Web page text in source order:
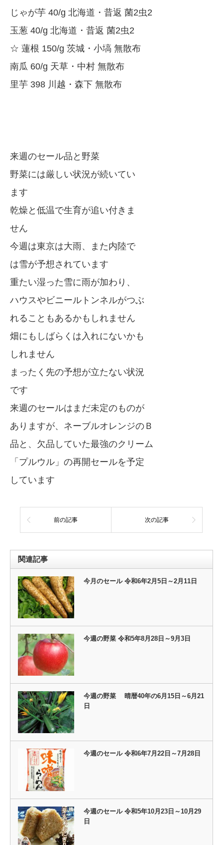
じゃが芋 40/g 北海道・昔返 菌2虫2
玉葱 40/g 北海道・昔返 菌2虫2
☆ 蓮根 150/g 茨城・小塙 無散布
南瓜 60/g 天草・中村 無散布
里芋 398 川越・森下 無散布
来週のセール品と野菜
野菜には厳しい状況が続いてい
ます
乾燥と低温で生育が追い付きま
せん
今週は東京は大雨、また内陸で
は雪が予想されています
重たい湿った雪に雨が加わり、
ハウスやビニールトンネルがつぶ
れることもあるかもしれません
畑にもしばらくは入れにないかも
しれません
まったく先の予想が立たない状況
です
来週のセールはまだ未定のものが
ありますが、ネーブルオレンジのＢ
品と、欠品していた最強のクリーム
「プルウル」の再開セールを予定
しています
前の記事 次の記事
関連記事
今月のセール 令和6年2月5日～2月11日
今週の野菜 令和5年8月28日～9月3日
今週の野菜 晴暦40年の6月15日～6月21
日
今週のセール 令和6年7月22日～7月28日
今週のセール 令和5年10月23日～10月29
日